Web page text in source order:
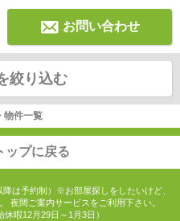
お問い合わせ
絞り込む
物件一覧
ップに戻る
は予約制）※お部屋探しをしたいけど、
夜間ご案内サービスをご利用下さい。
暇12月29日～1月3日）